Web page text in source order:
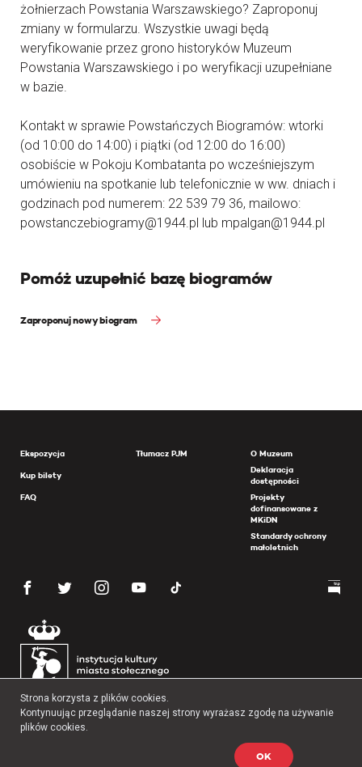
żołnierzach Powstania Warszawskiego? Zaproponuj
zmiany w formularzu. Wszystkie uwagi będą
weryfikowanie przez grono historyków Muzeum
Powstania Warszawskiego i po weryfikacji uzupełniane
w bazie.
Kontakt w sprawie Powstańczych Biogramów: wtorki
(od 10:00 do 14:00) i piątki (od 12:00 do 16:00)
osobiście w Pokoju Kombatanta po wcześniejszym
umówieniu na spotkanie lub telefonicznie w ww. dniach i
godzinach pod numerem: 22 539 79 36, mailowo:
powstanczebiogramy@1944.pl lub mpalgan@1944.pl
Pomóż uzupełnić bazę biogramów
Zaproponuj nowy biogram
Ekspozycja
Kup bilety
FAQ
Tłumacz PJM
O Muzeum
Deklaracja
dostępności
Projekty
dofinansowane z
MKiDN
Standardy ochrony
małoletnich
Copyright 2026 Muzeum Powstania Warszawskiego
Strona korzysta z plików cookies.
Kontynuując przeglądanie naszej strony wyrażasz zgodę na używanie
plików cookies.
OK